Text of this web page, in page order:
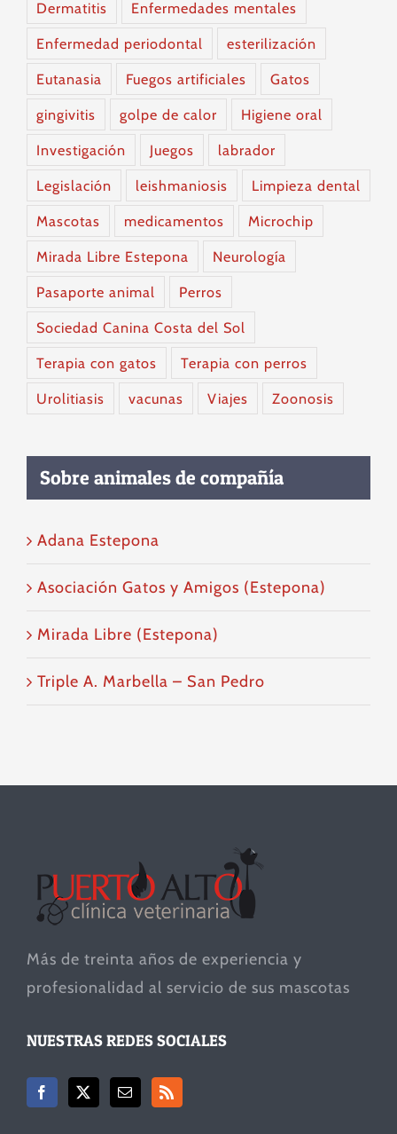
Dermatitis
Enfermedades mentales
Enfermedad periodontal
esterilización
Eutanasia
Fuegos artificiales
Gatos
gingivitis
golpe de calor
Higiene oral
Investigación
Juegos
labrador
Legislación
leishmaniosis
Limpieza dental
Mascotas
medicamentos
Microchip
Mirada Libre Estepona
Neurología
Pasaporte animal
Perros
Sociedad Canina Costa del Sol
Terapia con gatos
Terapia con perros
Urolitiasis
vacunas Viajes Zoonosis
Sobre animales de compañía
Adana Estepona
Asociación Gatos y Amigos (Estepona)
Mirada Libre (Estepona)
Triple A. Marbella – San Pedro
Más de treinta años de experiencia y
profesionalidad al servicio de sus mascotas
NUESTRAS REDES SOCIALES